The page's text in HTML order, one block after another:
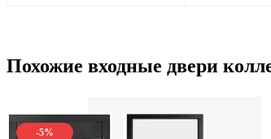
Похожие входные двери
-5%